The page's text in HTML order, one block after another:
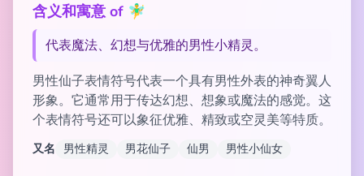
含义和寓意 of 🧚‍♂️
代表魔法、幻想与优雅的男性小精灵。
男性仙子表情符号代表一个具有男性外表的神奇翼人
形象。它通常用于传达幻想、想象或魔法的感觉。这
个表情符号还可以象征优雅、精致或空灵美等特质。
又名 男性精灵 男花仙子 仙男 男性小仙女